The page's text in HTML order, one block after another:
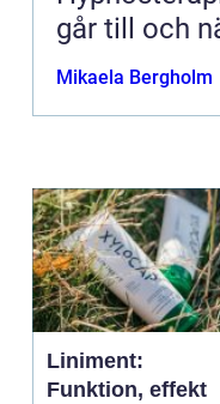
går till och
Mikaela Bergholm
Liniment:
Funktion, effekt